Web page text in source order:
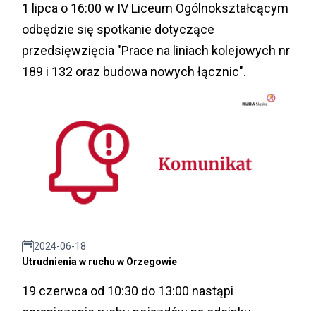
1 lipca o 16:00 w IV Liceum Ogólnokształcącym
odbędzie się spotkanie dotyczące
przedsięwzięcia "Prace na liniach kolejowych nr
189 i 132 oraz budowa nowych łącznic".
2024-06-18
Utrudnienia w ruchu w Orzegowie
19 czerwca od 10:30 do 13:00 nastąpi